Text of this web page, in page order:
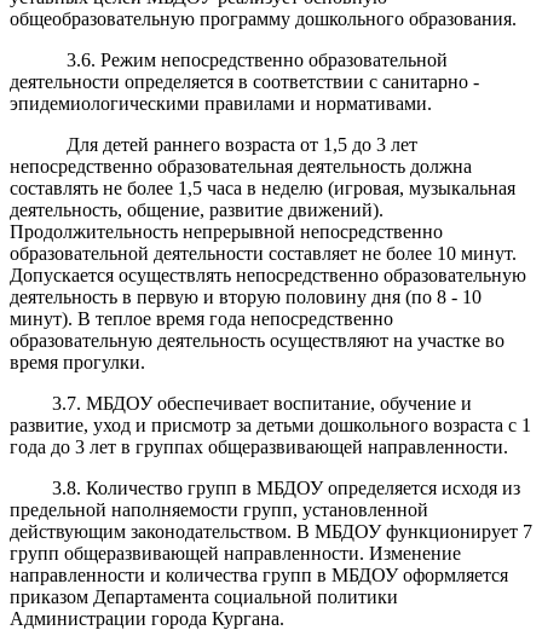
общеобразовательную программу дошкольного образования.
3.6. Режим непосредственно образовательной
деятельности определяется в соответствии с санитарно -
эпидемиологическими правилами и нормативами.
Для детей раннего возраста от 1,5 до 3 лет
непосредственно образовательная деятельность должна
составлять не более 1,5 часа в неделю (игровая, музыкальная
деятельность, общение, развитие движений).
Продолжительность непрерывной непосредственно
образовательной деятельности составляет не более 10 минут.
Допускается осуществлять непосредственно образовательную
деятельность в первую и вторую половину дня (по 8 - 10
минут). В теплое время года непосредственно
образовательную деятельность осуществляют на участке во
время прогулки.
3.7. МБДОУ обеспечивает воспитание, обучение и
развитие, уход и присмотр за детьми дошкольного возраста с 1
года до 3 лет в группах общеразвивающей направленности.
3.8. Количество групп в МБДОУ определяется исходя из
предельной наполняемости групп, установленной
действующим законодательством. В МБДОУ функционирует 7
групп общеразвивающей направленности. Изменение
направленности и количества групп в МБДОУ оформляется
приказом Департамента социальной политики
Администрации города Кургана.